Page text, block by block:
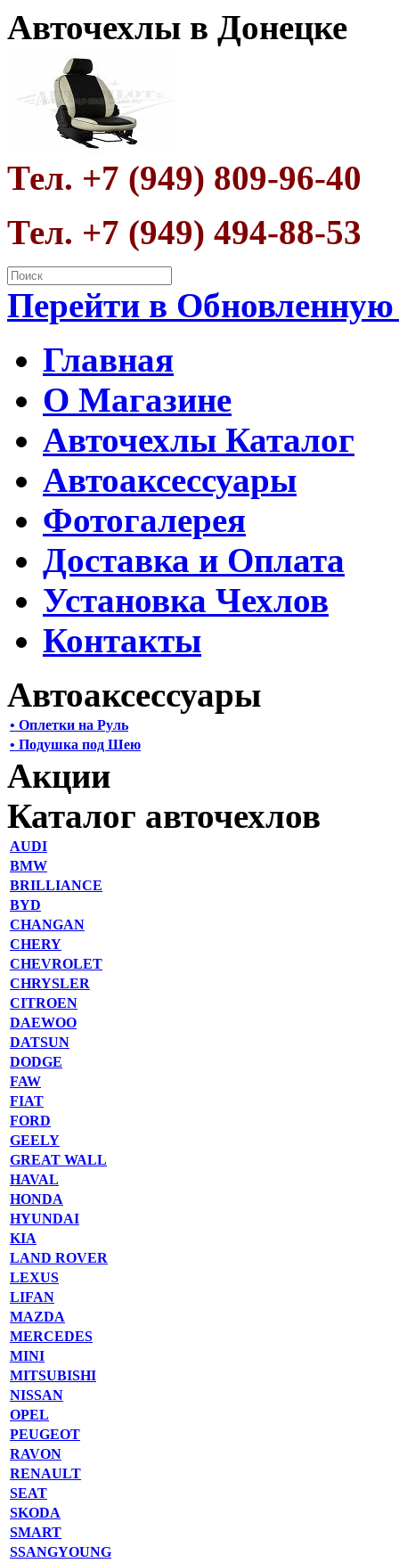
Авточехлы в Донецке
Тел. +7 (949) 809-96-40
Тел. +7 (949) 494-88-53
Перейти в
Главная
О Магазине
Авточехлы Каталог
Автоаксессуары
Фотогалерея
Доставка и Оплата
Установка Чехлов
Контакты
Автоаксессуары
• Оплетки на Руль
• Подушка под Шею
Акции
Каталог авточехлов
AUDI
BMW
BRILLIANCE
BYD
CHANGAN
CHERY
CHEVROLET
CHRYSLER
CITROEN
DAEWOO
DATSUN
DODGE
FAW
FIAT
FORD
GEELY
GREAT WALL
HAVAL
HONDA
HYUNDAI
KIA
LAND ROVER
LEXUS
LIFAN
MAZDA
MERCEDES
MINI
MITSUBISHI
NISSAN
OPEL
PEUGEOT
RAVON
RENAULT
SEAT
SKODA
SMART
SSANGYOUNG